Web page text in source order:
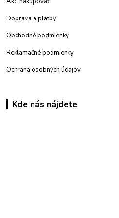
Doprava a platby
Obchodné podmienky
Reklamačné podmienky
Ochrana osobných údajov
Kde nás nájdete